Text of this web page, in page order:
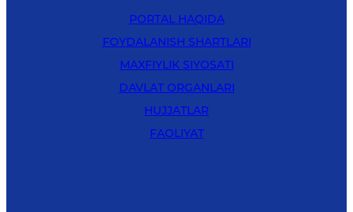
PORTAL HAQIDA
FOYDALANISH SHARTLARI
MAXFIYLIK SIYOSATI
DAVLAT ORGANLARI
HUJJATLAR
FAOLIYAT